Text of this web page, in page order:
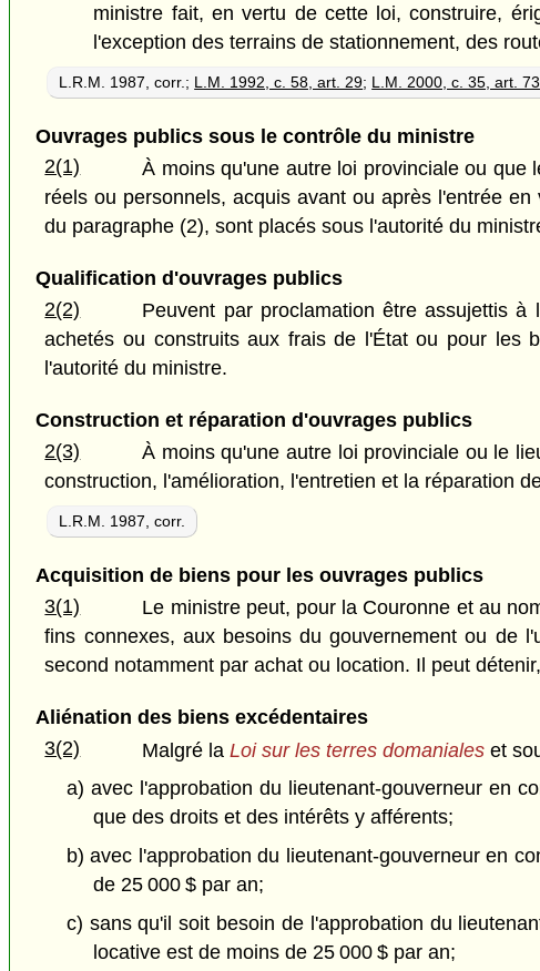
ministre fait, en vertu de cette loi, construire,
l'exception des terrains de stationnement, des
L.R.M. 1987, corr.; L.M. 1992, c. 58, art. 29; L.M. 2000, c. 35, art. 73
Ouvrages publics sous le contrôle du ministre
2(1)
À moins qu'une autre loi provinciale ou que
réels ou personnels, acquis avant ou après l'entrée
du paragraphe (2), sont placés sous l'autorité du
Qualification d'ouvrages publics
2(2)
Peuvent par proclamation être assujettis
achetés ou construits aux frais de l'État ou pour les
l'autorité du ministre.
Construction et réparation d'ouvrages publics
2(3)
À moins qu'une autre loi provinciale ou le
construction, l'amélioration, l'entretien et la réparation
L.R.M. 1987, corr.
Acquisition de biens pour les ouvrages publics
3(1)
Le ministre peut, pour la Couronne et au
fins connexes, aux besoins du gouvernement ou de
second notamment par achat ou location. Il peut
Aliénation des biens excédentaires
3(2)
Malgré laLoi sur les terres domaniales et
a) avec l'approbation du lieutenant-gouverneur en
que des droits et des intérêts y afférents;
b) avec l'approbation du lieutenant-gouverneur en
de 25 000 $ par an;
c) sans qu'il soit besoin de l'approbation du
locative est de moins de 25 000 $ par an;